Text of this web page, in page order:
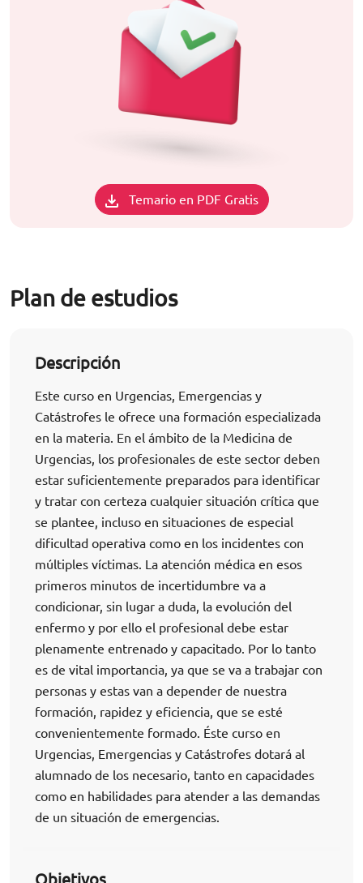
Temario en PDF Gratis
Plan de estudios
Descripción
Este curso en Urgencias, Emergencias y
Catástrofes le ofrece una formación especializada
en la materia. En el ámbito de la Medicina de
Urgencias, los profesionales de este sector deben
estar suficientemente preparados para identificar
y tratar con certeza cualquier situación crítica que
se plantee, incluso en situaciones de especial
dificultad operativa como en los incidentes con
múltiples víctimas. La atención médica en esos
primeros minutos de incertidumbre va a
condicionar, sin lugar a duda, la evolución del
enfermo y por ello el profesional debe estar
plenamente entrenado y capacitado. Por lo tanto
es de vital importancia, ya que se va a trabajar con
personas y estas van a depender de nuestra
formación, rapidez y eficiencia, que se esté
convenientemente formado. Éste curso en
Urgencias, Emergencias y Catástrofes dotará al
alumnado de los necesario, tanto en capacidades
como en habilidades para atender a las demandas
de un situación de emergencias.
Objetivos